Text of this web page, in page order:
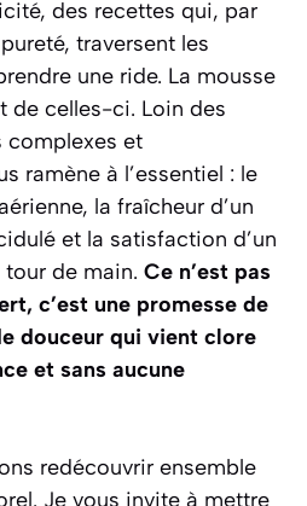
des recettes qui, par
traversent les
une ride. La mousse
de celles-ci. Loin des
complexes et
ramène à l’essentiel : le
la fraîcheur d’un
et la satisfaction d’un
de main. Ce n’est pas
c’est une promesse de
douceur qui vient clore
et sans aucune
redécouvrir ensemble
Je vous invite à mettre